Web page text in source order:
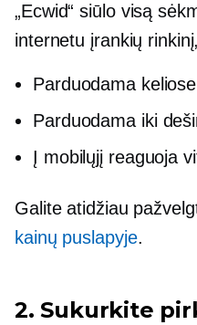
„Ecwid“ siūlo visą
internetu įrankių
Parduodama
Parduodama iki
Į mobilųjį reaguoja
Galite atidžiau
kainų puslapyje.
2. Sukurkite